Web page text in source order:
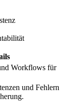
⁣Workflows ‌für
und Fehlern